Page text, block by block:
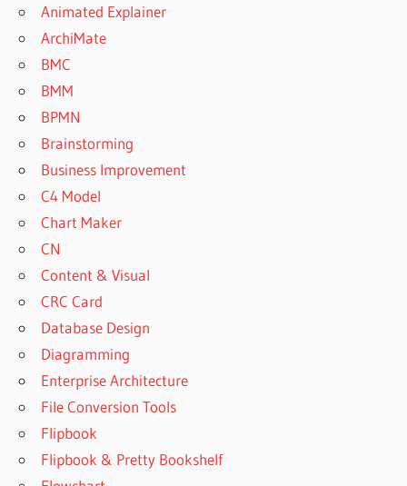
Animated Explainer
ArchiMate
BMC
BMM
BPMN
Brainstorming
Business Improvement
C4 Model
Chart Maker
CN
Content & Visual
CRC Card
Database Design
Diagramming
Enterprise Architecture
File Conversion Tools
Flipbook
Flipbook & Pretty Bookshelf